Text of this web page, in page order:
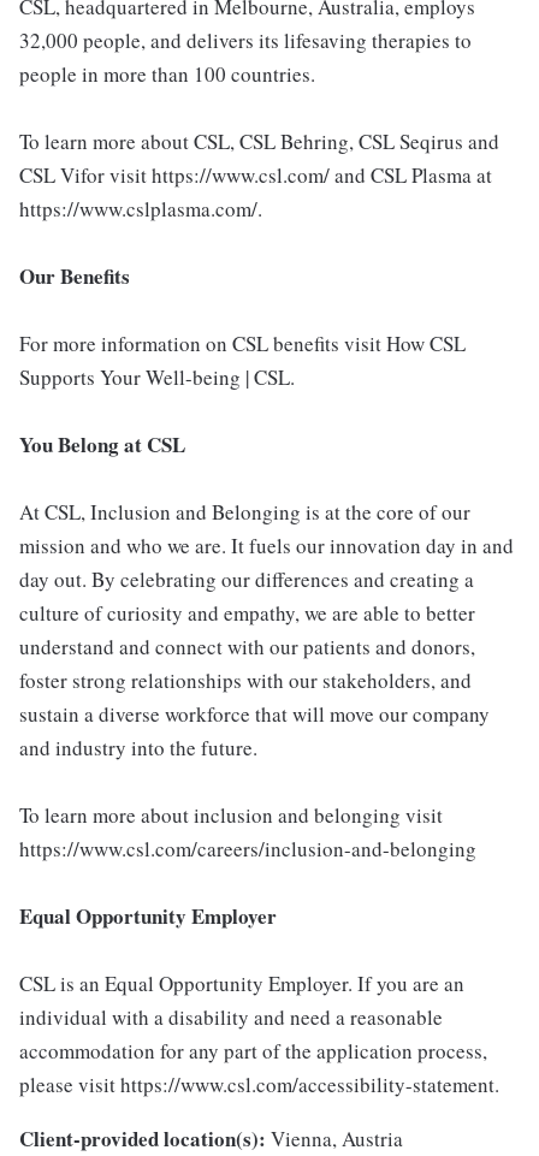
CSL, headquartered in Melbourne, Australia, employs
32,000 people, and delivers its lifesaving therapies to
people in more than 100 countries.
To learn more about CSL, CSL Behring, CSL Seqirus and
CSL Vifor visit https://www.csl.com/ and CSL Plasma at
https://www.cslplasma.com/.
Our Benefits
For more information on CSL benefits visit How CSL
Supports Your Well-being | CSL.
You Belong at CSL
At CSL, Inclusion and Belonging is at the core of our
mission and who we are. It fuels our innovation day in and
day out. By celebrating our differences and creating a
culture of curiosity and empathy, we are able to better
understand and connect with our patients and donors,
foster strong relationships with our stakeholders, and
sustain a diverse workforce that will move our company
and industry into the future.
To learn more about inclusion and belonging visit
https://www.csl.com/careers/inclusion-and-belonging
Equal Opportunity Employer
CSL is an Equal Opportunity Employer. If you are an
individual with a disability and need a reasonable
accommodation for any part of the application process,
please visit https://www.csl.com/accessibility-statement.
Client-provided location(s): Vienna, Austria